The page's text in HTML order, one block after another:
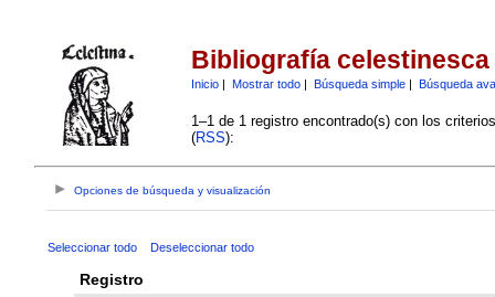
Bibliografía celestinesca
Inicio| Mostrar todo| Búsqueda simple| Búsqueda
1–1 de 1 registro encontrado(s) con los
(RSS):
Opciones de búsqueda y visualización
Seleccionar todo Deseleccionar todo
Registro